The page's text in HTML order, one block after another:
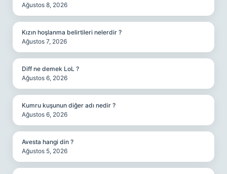
Ağustos 8, 2026
Kızın hoşlanma belirtileri nelerdir ?
Ağustos 7, 2026
Diff ne demek LoL ?
Ağustos 6, 2026
Kumru kuşunun diğer adı nedir ?
Ağustos 6, 2026
Avesta hangi din ?
Ağustos 5, 2026